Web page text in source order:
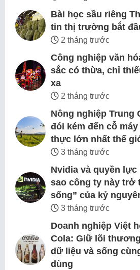
Bài học sầu riêng
tin thị trường bắt
2 tháng trước
Công nghiệp văn
sắc có thừa, chỉ
xa
2 tháng trước
Nông nghiệp Trung
đói kém đến cỗ
thực lớn nhất thế
3 tháng trước
Nvidia và quyền lực
sao công ty này trở
sống” của kỷ
3 tháng trước
Doanh nghiệp Việt
Cola: Giữ lõi
dữ liệu và sống
dùng